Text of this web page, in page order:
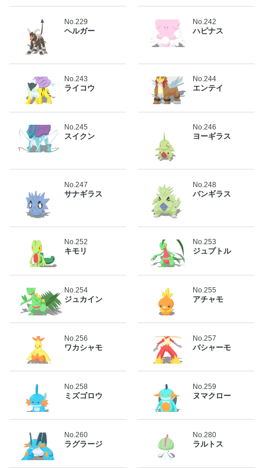
No.229
ヘルガー
No.242
ハピナス
No.243
ライコウ
No.244
エンテイ
No.245
スイクン
No.246
ヨーギラス
No.247
サナギラス
No.248
バンギラス
No.252
キモリ
No.253
ジュプトル
No.254
ジュカイン
No.255
アチャモ
No.256
ワカシャモ
No.257
バシャーモ
No.258
ミズゴロウ
No.259
ヌマクロー
No.260
ラグラージ
No.280
ラルトス